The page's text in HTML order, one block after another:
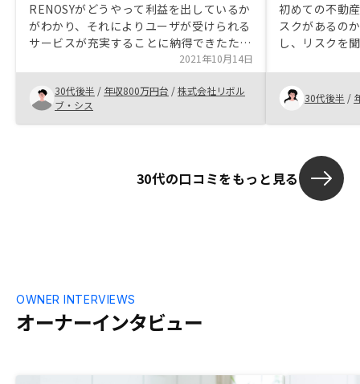
RENOSYがどうやって利益を出しているか
がわかり、それによりユーザが受けられる
サービスが充実することに納得できたた
2021年10月14日
30代後半 / 年収800万円台 /株式会社リボル
ブ・シス
初めての不動
スクがあるの
し、リスクを
いました。そ
くれた物件が
時に、また不
当者の方がど
れたのもあり
他の不動産会
あったが、そ
を持っていな
30代後半 /
30代の口コミをもっと見る
オーナーインタビュー
OWNER INTERVIEWS